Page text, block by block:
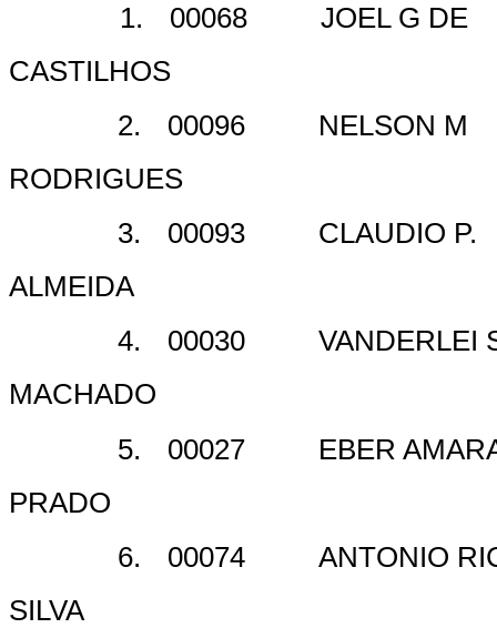
1. 00068
JOEL G DE
CASTILHOS
2.
00096
NELSON M
RODRIGUES
3.
00093
CLAUDIO P.
ALMEIDA
4.
00030
VANDERLEI
MACHADO
5.
00027
EBER
PRADO
6.
00074
ANTONIO
SILVA